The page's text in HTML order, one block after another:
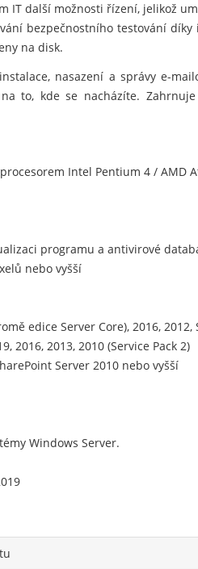
IT další možnosti řízení, jelikož
bezpečnostního testování
na disk.
nasazení a správy e-
to, kde se nacházíte.
Intel Pentium 4 / AMD
programu a antivirové
nebo vyšší
edice Server Core), 2016, 2012,
2016, 2013, 2010 (Service Pack 2)
Server 2010 nebo vyšší
Windows Server.